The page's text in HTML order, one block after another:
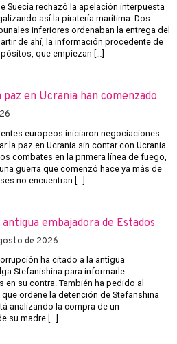
Suecia rechazó la apelación interpuesta
así la piratería marítima. Dos
inferiores ordenaban la entrega del
de ahí, la información procedente de
que empiezan […]
en Ucrania han comenzado
europeos iniciaron negociaciones
la paz en Ucrania sin contar con Ucrania
combates en la primera línea de fuego,
guerra que comenzó hace ya más de
no encuentran […]
embajadora de Estados
de 2026
ha citado a la antigua
Stefanishina para informarle
su contra. También ha pedido al
ordene la detención de Stefanshina
analizando la compra de un
su madre […]